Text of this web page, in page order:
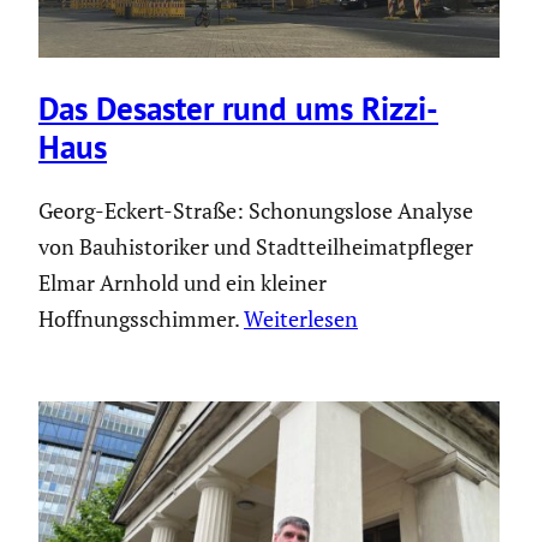
Das Desaster rund ums Rizzi-
Haus
Georg-Eckert-Straße: Schonungslose Analyse
von Bauhistoriker und Stadtteilheimatpfleger
Elmar Arnhold und ein kleiner
Hoffnungsschimmer.Weiterlesen